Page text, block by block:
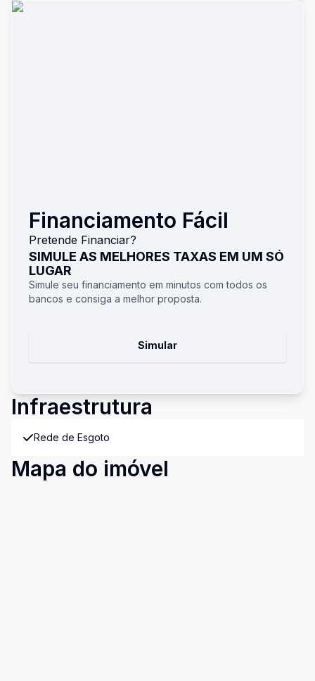
Financiamento Fácil
Pretende Financiar?
SIMULE AS MELHORES TAXAS EM UM SÓ
LUGAR
Simule seu financiamento em minutos com todos os
bancos e consiga a melhor proposta.
Simular
Infraestrutura
Rede de Esgoto
Mapa do imóvel